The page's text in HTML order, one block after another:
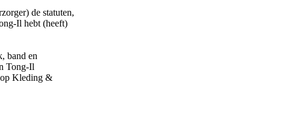
de statuten,
Il hebt (heeft)
band en
Tong-Il
op Kleding &